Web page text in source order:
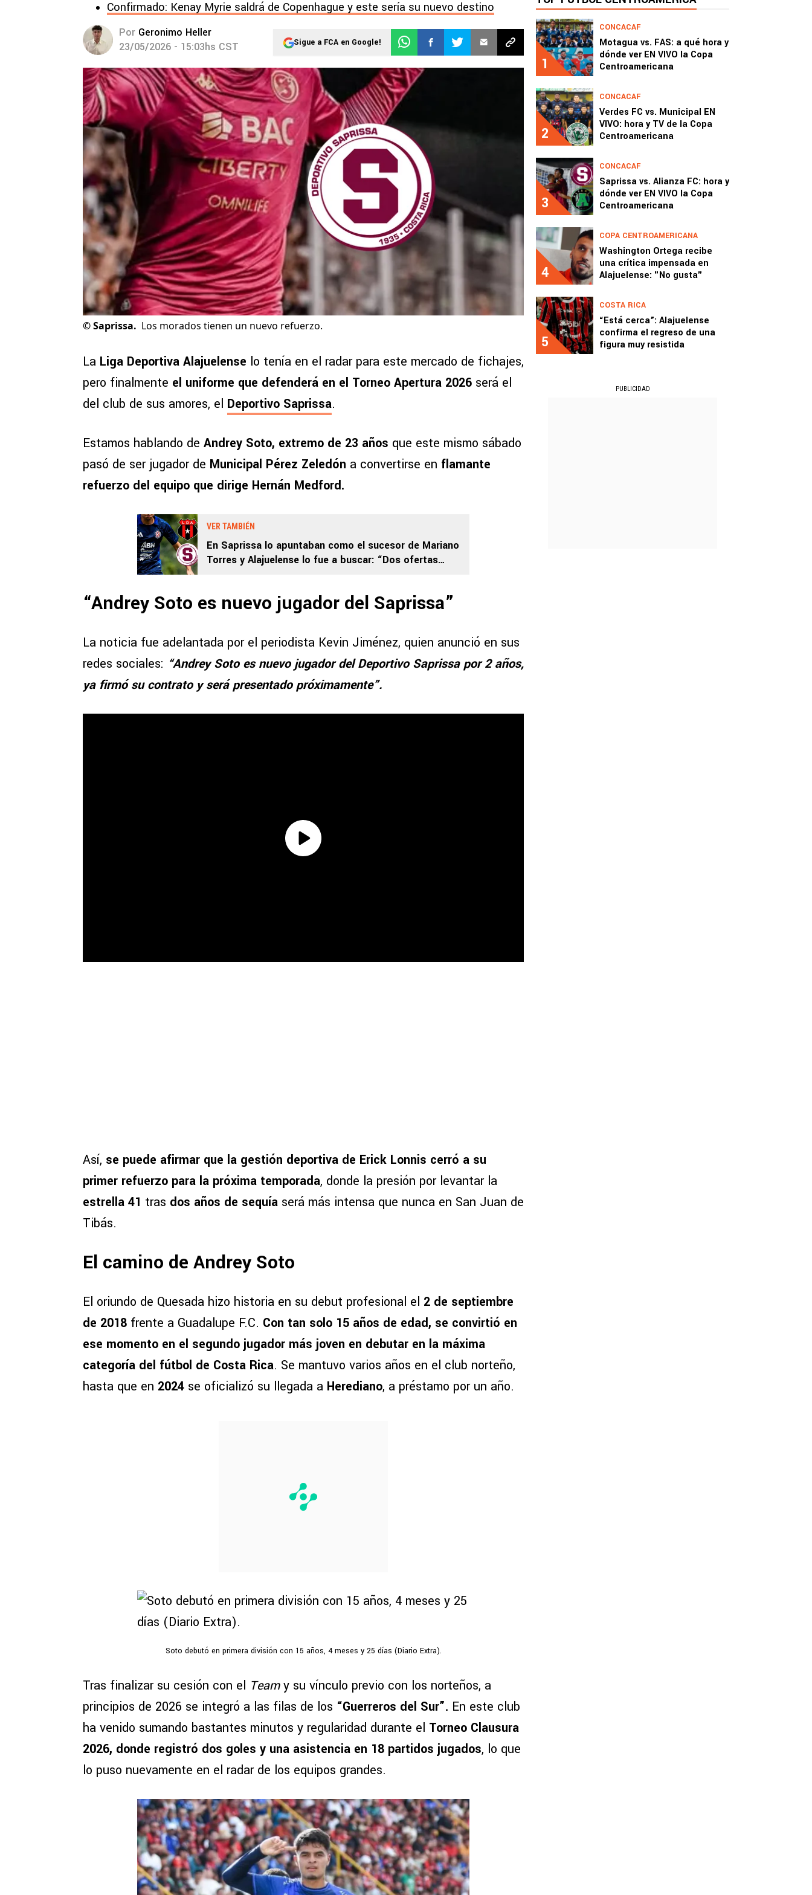
Confirmado: Kenay Myrie saldrá de Copenhague y este sería su nuevo destino
Por Geronimo Heller
23/05/2026 - 15:03hs CST
Sigue a FCA en Google!
©Saprissa. Los morados tienen un nuevo refuerzo.
La Liga Deportiva Alajuelense lo tenía en el radar para este mercado de fichajes,
pero finalmente el uniforme que defenderá en el Torneo Apertura 2026 será el
del club de sus amores, el Deportivo Saprissa.
Estamos hablando de Andrey Soto, extremo de 23 años que este mismo sábado
pasó de ser jugador de Municipal Pérez Zeledón a convertirse en flamante
refuerzo del equipo que dirige Hernán Medford.
VER TAMBIÉN
En Saprissa lo apuntaban como el sucesor de Mariano
Torres y Alajuelense lo fue a buscar: “Dos ofertas
“Andrey Soto es nuevo jugador del Saprissa”
La noticia fue adelantada por el periodista Kevin Jiménez, quien anunció en sus
redes sociales: “Andrey Soto es nuevo jugador del Deportivo Saprissa por 2 años,
ya firmó su contrato y será presentado próximamente”.
Así, se puede afirmar que la gestión deportiva de Erick Lonnis cerró a su
primer refuerzo para la próxima temporada, donde la presión por levantar la
estrella 41 tras dos años de sequía será más intensa que nunca en San Juan de
Tibás.
El camino de Andrey Soto
El oriundo de Quesada hizo historia en su debut profesional el 2 de septiembre
de 2018 frente a Guadalupe F.C. Con tan solo 15 años de edad, se convirtió en
ese momento en el segundo jugador más joven en debutar en la máxima
categoría del fútbol de Costa Rica. Se mantuvo varios años en el club norteño,
hasta que en 2024 se oficializó su llegada a Herediano, a préstamo por un año.
Soto debutó en primera división con 15 años, 4 meses y 25 días (Diario Extra).
Tras finalizar su cesión con el Teamy su vínculo previo con los norteños, a
principios de 2026 se integró a las filas de los “Guerreros del Sur”. En este club
ha venido sumando bastantes minutos y regularidad durante el Torneo Clausura
2026, donde registró dos goles y una asistencia en 18 partidos jugados, lo que
lo puso nuevamente en el radar de los equipos grandes.
1
CONCACAF
Motagua vs. FAS: a qué hora y
dónde ver EN VIVO la Copa
Centroamericana
2
CONCACAF
Verdes FC vs. Municipal EN
VIVO: hora y TV de la Copa
Centroamericana
3
CONCACAF
Saprissa vs. Alianza FC: hora y
dónde ver EN VIVO la Copa
Centroamericana
4
COPA CENTROAMERICANA
Washington Ortega recibe
una crítica impensada en
Alajuelense: "No gusta"
5
COSTA RICA
“Está cerca”: Alajuelense
confirma el regreso de una
figura muy resistida
PUBLICIDAD